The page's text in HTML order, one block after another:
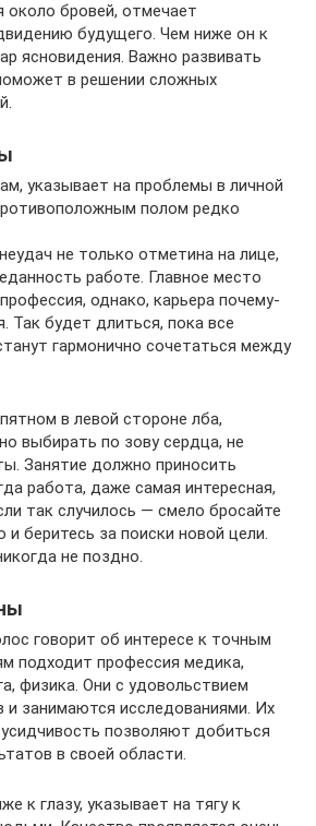
бровей, отмечает
будущего. Чем ниже он к
ясновидения. Важно развивать
в решении сложных
указывает на проблемы в личной
полом редко
не только отметина на лице,
работе. Главное место
однако, карьера почему-
Так будет длиться, пока все
гармонично сочетаться между
в левой стороне лба,
выбирать по зову сердца, не
Занятие должно приносить
работа, даже самая интересная,
так случилось — смело бросайте
беритесь за поиски новой цели.
не поздно.
говорит об интересе к точным
подходит профессия медика,
физика. Они с удовольствием
занимаются исследованиями. Их
позволяют добиться
в своей области.
к глазу, указывает на тягу к